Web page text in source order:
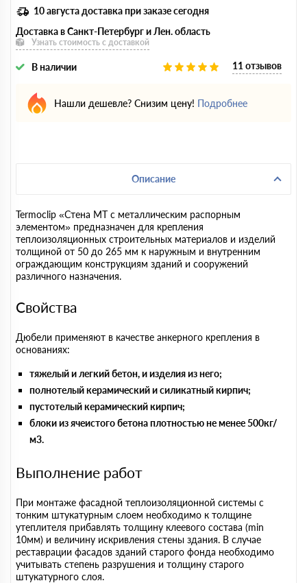
10 августа доставка при заказе сегодня
Доставка в Санкт-Петербург и Лен. область
Узнать стоимость с доставкой
В наличии 11 отзывов
Нашли дешевле? Снизим цену! Подробнее
Описание
Termoclip «Стена МТ с металлическим распорным
элементом» предназначен для крепления
теплоизоляционных строительных материалов и изделий
толщиной от 50 до 265 мм к наружным и внутренним
ограждающим конструкциям зданий и сооружений
различного назначения.
Свойства
Дюбели применяют в качестве анкерного крепления в
основаниях:
тяжелый и легкий бетон, и изделия из него;
полнотелый керамический и силикатный кирпич;
пустотелый керамический кирпич;
блоки из ячеистого бетона плотностью не менее 500кг/
м3.
Выполнение работ
При монтаже фасадной теплоизоляционной системы с
тонким штукатурным слоем необходимо к толщине
утеплителя прибавлять толщину клеевого состава (min
10мм) и величину искривления стены здания. В случае
реставрации фасадов зданий старого фонда необходимо
учитывать степень разрушения и толщину старого
штукатурного слоя.